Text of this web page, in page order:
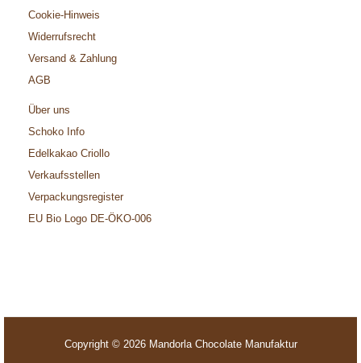
Cookie-Hinweis
Widerrufsrecht
Versand & Zahlung
AGB
Über uns
Schoko Info
Edelkakao Criollo
Verkaufsstellen
Verpackungsregister
EU Bio Logo DE-ÖKO-006
Copyright © 2026 Mandorla Chocolate Manufaktur